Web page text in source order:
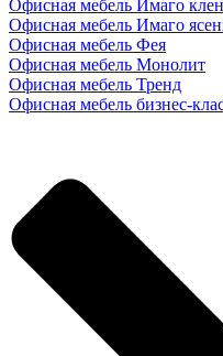
Офисная мебель Имаго клен
Офисная мебель Имаго
Офисная мебель Фея
Офисная мебель Монолит
Офисная мебель Тренд
Офисная мебель бизнес-